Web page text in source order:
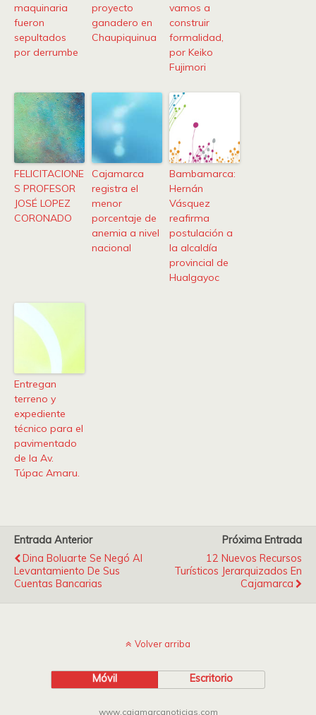
maquinaria
fueron
sepultados
por derrumbe
proyecto
ganadero en
Chaupiquinua
vamos a
construir
formalidad,
por Keiko
Fujimori
FELICITACIONE
S PROFESOR
JOSÉ LOPEZ
CORONADO
Cajamarca
registra el
menor
porcentaje de
anemia a nivel
nacional
Bambamarca:
Hernán
Vásquez
reafirma
postulación a
la alcaldía
provincial de
Hualgayoc
Entregan
terreno y
expediente
técnico para el
pavimentado
de la Av.
Túpac Amaru.
Entrada Anterior
Dina Boluarte Se Negó Al
Levantamiento De Sus
Cuentas Bancarias
Próxima Entrada
12 Nuevos Recursos
Turísticos Jerarquizados En
Cajamarca
Volver arriba
Móvil Escritorio
www.cajamarcanoticias.com